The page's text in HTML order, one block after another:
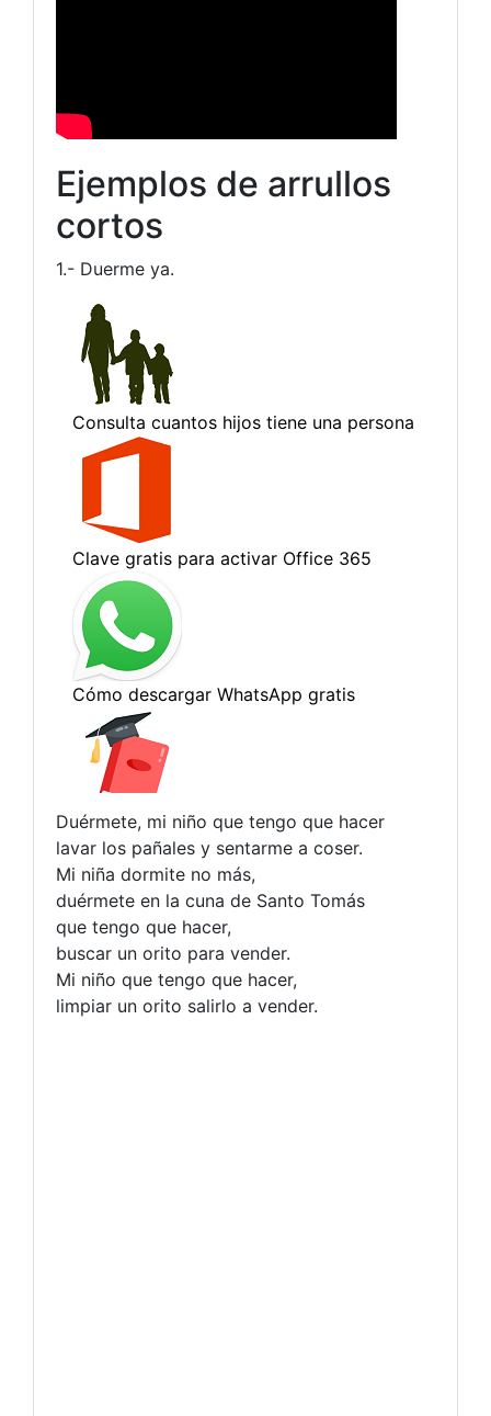
Ejemplos de arrullos
cortos
1.- Duerme ya.
Duérmete, mi niño que tengo que hacer
lavar los pañales y sentarme a coser.
Mi niña dormite no más,
duérmete en la cuna de Santo Tomás
que tengo que hacer,
buscar un orito para vender.
Mi niño que tengo que hacer,
limpiar un orito salirlo a vender.